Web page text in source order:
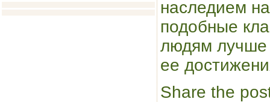
наследием
подобные
людям лучше
ее
Share the